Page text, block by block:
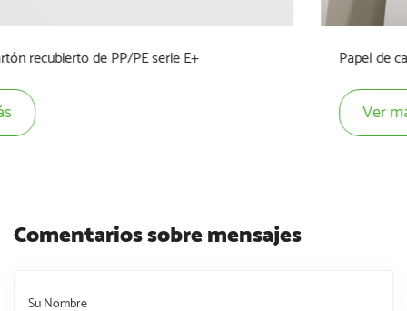
Papel de cartón recubierto de PLA serie P+
Comentarios sobre mensajes